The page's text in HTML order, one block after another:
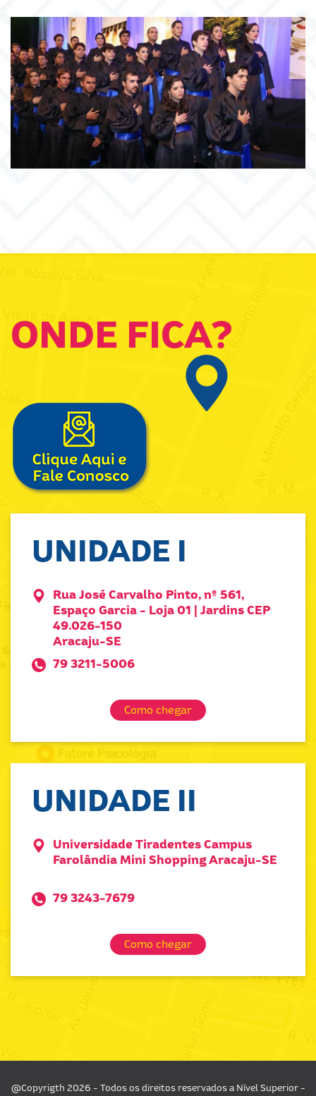
ONDE FICA?
UNIDADE I
Rua José Carvalho Pinto, nº 561,
Espaço Garcia - Loja 01 | Jardins CEP
49.026-150
Aracaju-SE
79 3211-5006
Como chegar
UNIDADE II
Universidade Tiradentes Campus
Farolândia Mini Shopping Aracaju-SE
79 3243-7679
Como chegar
@Copyrigth 2026 - Todos os direitos reservados a Nível Superior -